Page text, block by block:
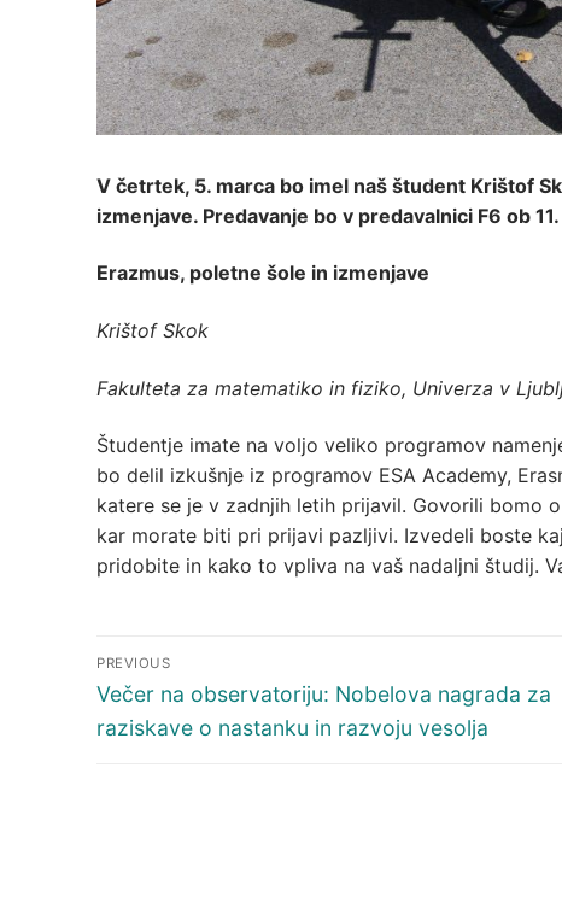
V četrtek, 5. marca bo imel naš študent Krištof
izmenjave. Predavanje bo v predavalnici F6 ob
Erazmus, poletne šole in izmenjave
Krištof Skok
Fakulteta za matematiko in fiziko, Univerza v
Študentje imate na voljo veliko programov
bo delil izkušnje iz programov ESA Academy,
katere se je v zadnjih letih prijavil. Govorili bomo
kar morate biti pri prijavi pazljivi. Izvedeli boste
pridobite in kako to vpliva na vaš nadaljni študij.
Navigacija
prispevka
PREVIOUS
Previous
post:
Večer na observatoriju: Nobelova nagrada za
raziskave o nastanku in razvoju vesolja